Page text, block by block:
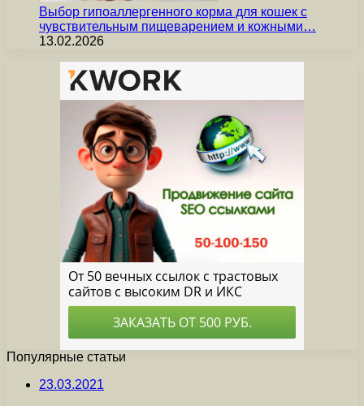
Выбор гипоаллергенного корма для кошек с
чувствительным пищеварением и кожными…
13.02.2026
Популярные статьи
23.03.2021